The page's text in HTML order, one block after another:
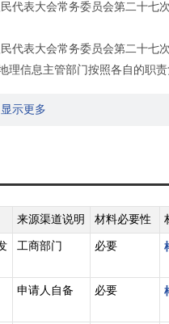
代表大会常务委员会第二十七
代表大会常务委员会第二十七
信息主管部门按照各自的职
显示更多
来源渠道说明 材料必要性
工商部门 必要
申请人自备 必要